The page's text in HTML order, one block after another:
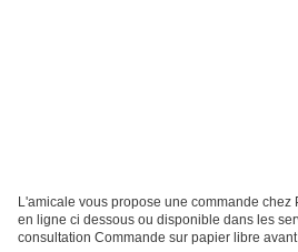
L'amicale vous propose une commande chez
en ligne ci dessous ou disponible dans les
consultation Commande sur papier libre